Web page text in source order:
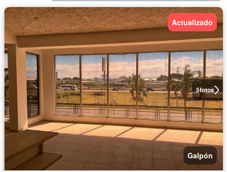
5fotos
Actualizado
Galpón